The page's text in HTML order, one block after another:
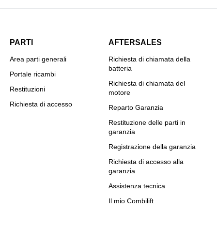
PARTI
Area parti generali
Portale ricambi
Restituzioni
Richiesta di accesso
AFTERSALES
Richiesta di chiamata della
batteria
Richiesta di chiamata del
motore
Reparto Garanzia
Restituzione delle parti in
garanzia
Registrazione della garanzia
Richiesta di accesso alla
garanzia
Assistenza tecnica
Il mio Combilift